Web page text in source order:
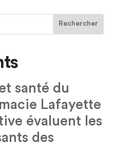
santé du
Lafayette
évaluent les
des